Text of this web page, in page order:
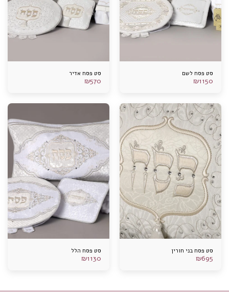
סט פסח לשם
₪1150
סט פסח אדיר
₪570
סט פסח בני חורין
₪695
סט פסח הלל
₪1130